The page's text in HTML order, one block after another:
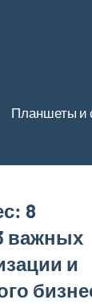
Планшеты и
8
важных
и